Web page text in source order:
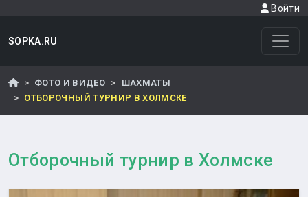
Войти
SOPKA.RU
ФОТО И ВИДЕО
ШАХМАТЫ
ОТБОРОЧНЫЙ ТУРНИР В ХОЛМСКЕ
Отборочный турнир в Холмске